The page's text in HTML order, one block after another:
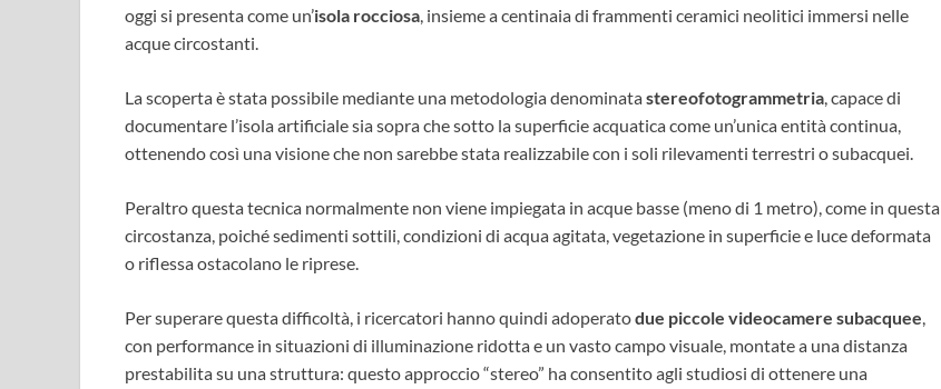
oggi si presenta come un’isola rocciosa, insieme a centinaia di frammenti ceramici neolitici immersi nelle
acque circostanti.
La scoperta è stata possibile mediante una metodologia denominatastereofotogrammetria, capace di
documentare l’isola artificiale sia sopra che sotto la superficie acquatica come un’unica entità continua,
ottenendo così una visione che non sarebbe stata realizzabile con i soli rilevamenti terrestri o subacquei.
Peraltro questa tecnica normalmente non viene impiegata in acque basse (meno di 1 metro), come in questa
circostanza, poiché sedimenti sottili, condizioni di acqua agitata, vegetazione in superficie e luce deformata
o riflessa ostacolano le riprese.
Per superare questa difficoltà, i ricercatori hanno quindi adoperatodue piccole videocamere subacquee,
con performance in situazioni di illuminazione ridotta e un vasto campo visuale, montate a una distanza
prestabilita su una struttura: questo approccio “stereo” ha consentito agli studiosi di ottenere una